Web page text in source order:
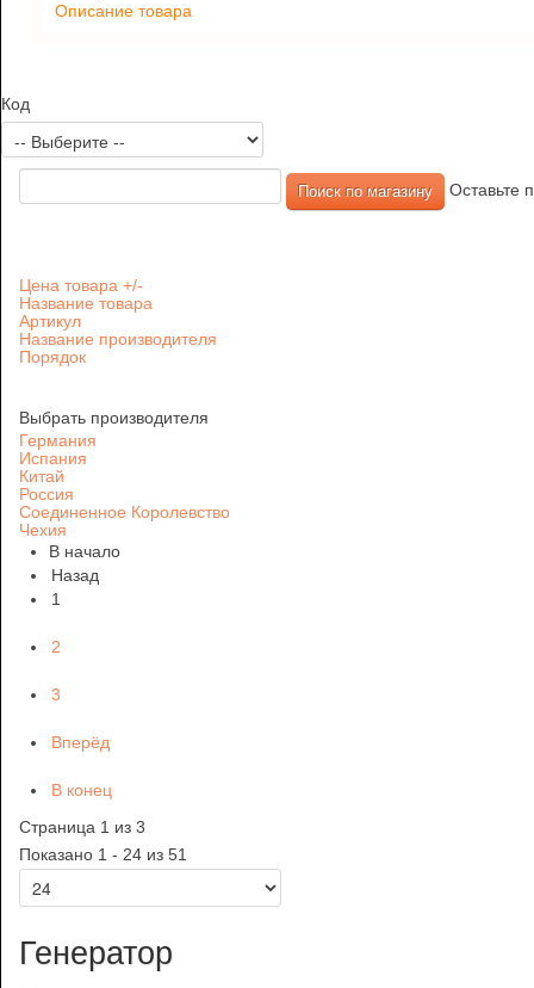
Описание товара
Код
Оставьте
Цена товара +/-
Название товара
Артикул
Название производителя
Порядок
Выбрать производителя
Германия
Испания
Китай
Россия
Соединенное Королевство
Чехия
В начало
Назад
1
2
3
Вперёд
В конец
Страница 1 из 3
Показано 1 - 24 из 51
Генератор